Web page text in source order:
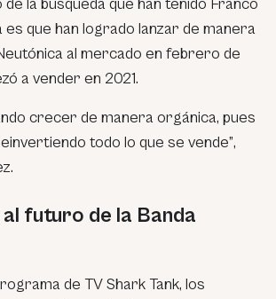
la búsqueda que han tenido Franco
es que han logrado lanzar de manera
al mercado en febrero de
a vender en 2021.
crecer de manera orgánica, pues
todo lo que se vende”,
futuro de la Banda
de TV Shark Tank, los